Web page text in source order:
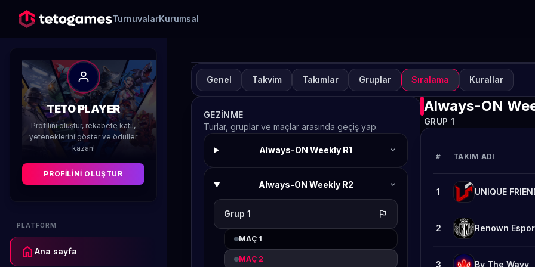
TurnuvalarKurumsal
TETO PLAYER
Profilini oluştur, rekabete katıl,
yeteneklerini göster ve ödüller
kazan!
PROFILINI OLUŞTUR
PLATFORM
home Ana sayfa
TURNUVA KAPALI
TETO Games Always-ON
Weekly 53
Düzenleyen TETO
Genel Takvim Takımlar Gruplar Sıralama Kurallar
GEZINME
Turlar, gruplar ve maçlar arasında geçiş yap.
Always-ON Weekly R1 expand_more
Always-ON Weekly R2 expand_more
Grup 1 flag
MAÇ 1
MAÇ 2
Always-ON
GRUP 1
# TAKIM ADI
1 UNIQUE
2 Renown
3 By The Wayy